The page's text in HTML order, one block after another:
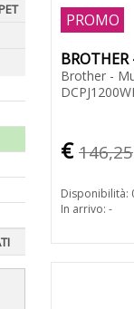
BROTHER
Brother -
€146,25
PROMO
Disponibilità:
In arrivo: -